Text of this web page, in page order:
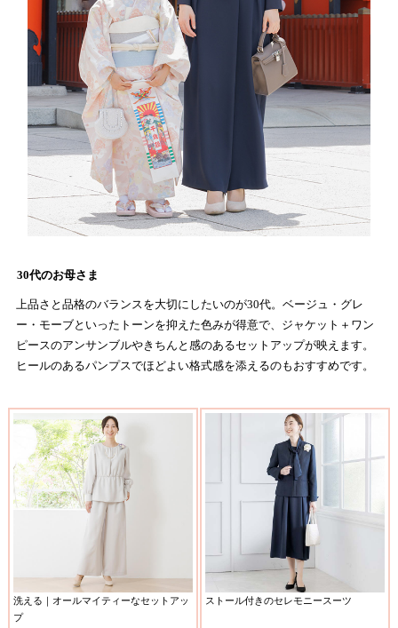
30代のお母さま
上品さと品格のバランスを大切にしたいのが30代。ベージュ・グレ
ー・モーブといったトーンを抑えた色みが得意で、ジャケット＋ワン
ピースのアンサンブルやきちんと感のあるセットアップが映えます。
ヒールのあるパンプスでほどよい格式感を添えるのもおすすめです。
洗える｜オールマイティーなセットアッ
プ
ストール付きのセレモニースーツ